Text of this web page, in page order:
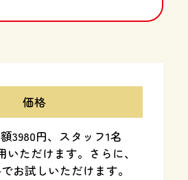
価格
3980円、スタッフ1名
いただけます。さらに、
お試しいただけます。